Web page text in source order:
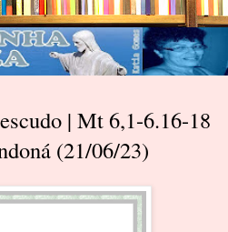
| Mt 6,1-6.16-18
(21/06/23)